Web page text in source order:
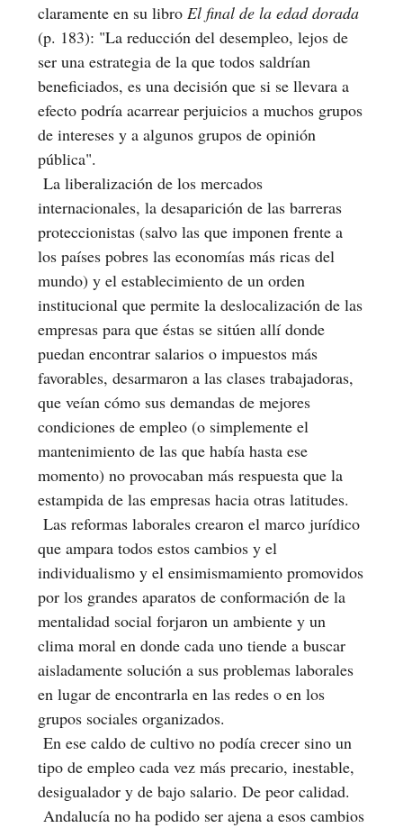
claramente en su libro El final de la edad dorada
(p. 183): "La reducción del desempleo, lejos de
ser una estrategia de la que todos saldrían
beneficiados, es una decisión que si se llevara a
efecto podría acarrear perjuicios a muchos grupos
de intereses y a algunos grupos de opinión
pública".
La liberalización de los mercados
internacionales, la desaparición de las barreras
proteccionistas (salvo las que imponen frente a
los países pobres las economías más ricas del
mundo) y el establecimiento de un orden
institucional que permite la deslocalización de las
empresas para que éstas se sitúen allí donde
puedan encontrar salarios o impuestos más
favorables, desarmaron a las clases trabajadoras,
que veían cómo sus demandas de mejores
condiciones de empleo (o simplemente el
mantenimiento de las que había hasta ese
momento) no provocaban más respuesta que la
estampida de las empresas hacia otras latitudes.
Las reformas laborales crearon el marco jurídico
que ampara todos estos cambios y el
individualismo y el ensimismamiento promovidos
por los grandes aparatos de conformación de la
mentalidad social forjaron un ambiente y un
clima moral en donde cada uno tiende a buscar
aisladamente solución a sus problemas laborales
en lugar de encontrarla en las redes o en los
grupos sociales organizados.
En ese caldo de cultivo no podía crecer sino un
tipo de empleo cada vez más precario, inestable,
desigualador y de bajo salario. De peor calidad.
Andalucía no ha podido ser ajena a esos cambios